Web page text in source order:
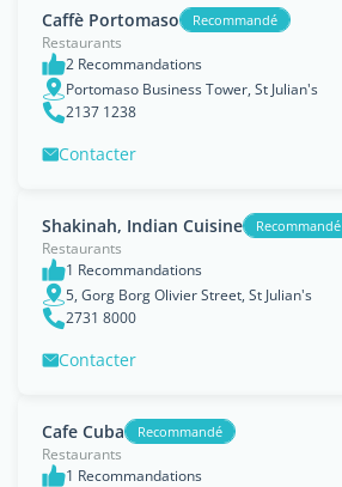
Caffè Portomaso Recommandé
Restaurants
2 Recommandations
Portomaso Business Tower, St Julian's
2137 1238
Contacter
Shakinah, Indian Cuisine Recommandé
Restaurants
1 Recommandations
5, Gorg Borg Olivier Street, St Julian's
2731 8000
Contacter
Cafe Cuba Recommandé
Restaurants
1 Recommandations